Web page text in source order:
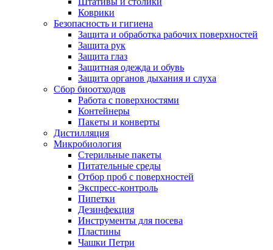
Коврики
Безопасность и гигиена
Защита и обработка рабочих поверхностей
Защита рук
Защита глаз
Защитная одежда и обувь
Защита органов дыхания и слуха
Сбор биоотходов
Работа с поверхностями
Контейнеры
Пакеты и конверты
Дистилляция
Микробиология
Стерильные пакеты
Питательные среды
Отбор проб с поверхностей
Экспресс-контроль
Пипетки
Дезинфекция
Инструменты для посева
Пластины
Чашки Петри